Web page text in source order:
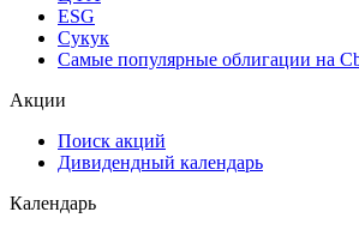
Cbonds Awards
Cbonds Pages
Ломбардные списки
ESG
Самые популярные облигации на